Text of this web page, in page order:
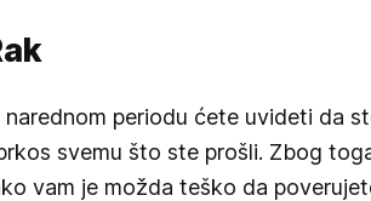
narednom periodu ćete uvideti da
svemu što ste prošli. Zbog
vam je možda teško da